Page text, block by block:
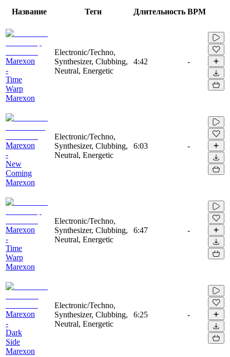
Название Теги Длительность BPM
Marexon
-
Time
Warp
Marexon
Electronic/Techno,
Synthesizer, Clubbing,
Neutral, Energetic
4:42 -
Marexon
-
New
Coming
Marexon
Electronic/Techno,
Synthesizer, Clubbing,
Neutral, Energetic
6:03 -
Marexon
-
Time
Warp
Marexon
Electronic/Techno,
Synthesizer, Clubbing,
Neutral, Energetic
6:47 -
Marexon
-
Dark
Side
Marexon
Electronic/Techno,
Synthesizer, Clubbing,
Neutral, Energetic
6:25 -